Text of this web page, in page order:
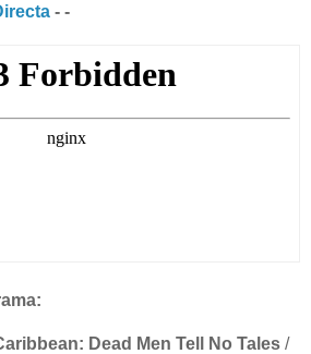
- -
Dead Men Tell No Tales /